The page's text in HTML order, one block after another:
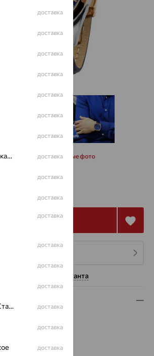
дополнительные фото
Купить
помощь консультанта
доставка
доставка
доставка
доставка
доставка
доставка
доставка
Актюбинский, Азнакаевский район доставка
доставка
доставка
доставка
доставка
доставка
доставка
Александровское, Ставропольский край доставка
доставка
доставка